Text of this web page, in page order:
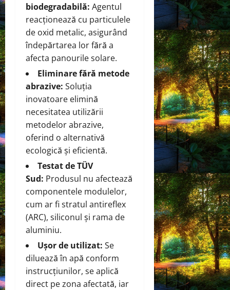
biodegradabilă: Agentul
reacționează cu particulele
de oxid metalic, asigurând
îndepărtarea lor fără a
afecta panourile solare.
Eliminare fără metode
abrazive: Soluția
inovatoare elimină
necesitatea utilizării
metodelor abrazive,
oferind o alternativă
ecologică și eficientă.
Testat de TÜV
Sud: Produsul nu afectează
componentele modulelor,
cum ar fi stratul antireflex
(ARC), siliconul și rama de
aluminiu.
Ușor de utilizat: Se
diluează în apă conform
instrucțiunilor, se aplică
direct pe zona afectată, iar